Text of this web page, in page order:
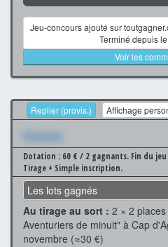
Jeu-concours ajouté sur
Terminé depuis le
Voir les
Replier (provis.) Affichage
Xxxxxxx
Dotation : 60 € / 2 gagnants. Fin du
Tirage + Simple inscription.
Les lots gagnés
Au tirage au sort : 2 × 2
Aventuriers de minuit" à Cap
novembre (≈30 €)